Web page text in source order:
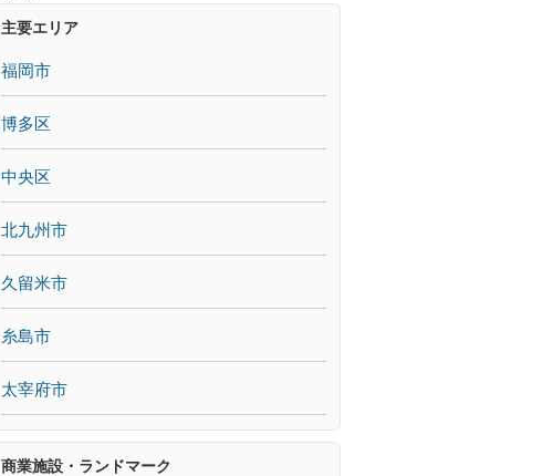
主要エリア
福岡市
博多区
中央区
北九州市
久留米市
糸島市
太宰府市
商業施設・ランドマーク